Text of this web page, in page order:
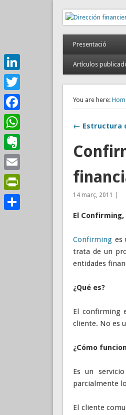
Gestión
Presentació
Artículos
You are here:
← Estructura
14 març, 2011 |
El Confirm
Confirminges
trata de un
entidades
¿Qué es?
El confirming
cliente. No es
¿Cómo
Es un
parcialmente
El cliente
LinkedIn
Twitter
Facebook
WhatsApp
Evernote
Email
PrintFriendly